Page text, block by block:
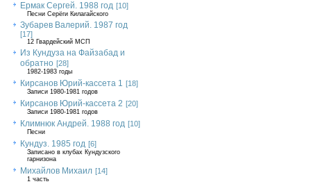
Ермак Сергей. 1988 год [10]
Песни Серёги Килагайского
Зубарев Валерий. 1987 год
[17]
12 Гвардейский МСП
Из Кундуза на Файзабад и
обратно [28]
1982-1983 годы
Кирсанов Юрий-кассета 1 [18]
Записи 1980-1981 годов
Кирсанов Юрий-кассета 2 [20]
Записи 1980-1981 годов
Климнюк Андрей. 1988 год [10]
Песни
Кундуз. 1985 год [6]
Записано в клубах Кундузского
гарнизона
Михайлов Михаил [14]
1 часть